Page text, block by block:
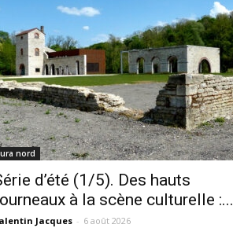
nord
d’été (1/5). Des hauts
à la scène culturelle :...
Jacques - 6 août 2026